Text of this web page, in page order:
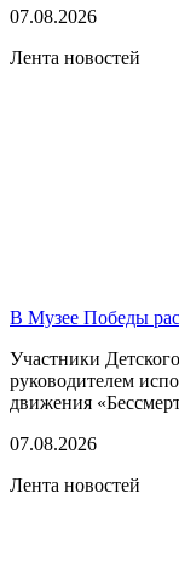
07.08.2026
Лента новостей
В Музее Победы
Участники
руководителем
движения
07.08.2026
Лента новостей